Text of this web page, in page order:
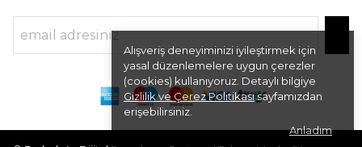
Alışveriş deneyiminizi iyileştirmek için
yasal düzenlemelere uygun çerezler
(cookies) kullanıyoruz. Detaylı bilgiye
Gizlilik ve Çerez Politikasısayfamızdan
erişebilirsiniz.
Anladım